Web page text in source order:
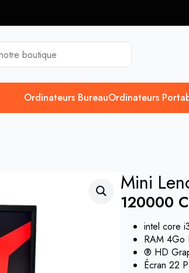
Ordinateurs BureauOrdinateurs
Mini
120000
intel core
RAM
® HD
Écran 22